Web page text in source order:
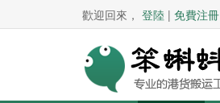
歡迎回來， 登陸 | 免費注冊